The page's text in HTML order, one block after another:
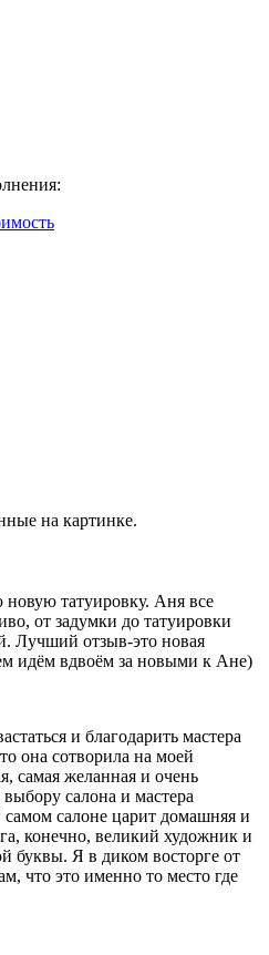
на картинке.
татуировку. Аня все
от задумки до татуировки
Лучший отзыв-это новая
идём вдвоём за новыми к Ане)
и благодарить мастера
она сотворила на моей
самая желанная и очень
салона и мастера
салоне царит домашняя и
конечно, великий художник и
буквы. Я в диком восторге от
что это именно то место где